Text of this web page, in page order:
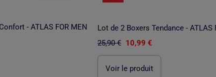
- ATLAS FOR MEN
Lot de 2 Boxers Tendance - ATLAS
25,90 € 10,99 €
Voir le produit